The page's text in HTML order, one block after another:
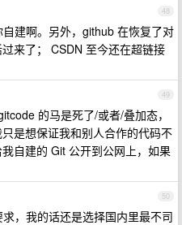
48
建啊。另外，github 在恢复了对
来了； CSDN 至今还在超链接
49
的马是死了/或者/叠加态，
是想保证我和别人合作的代码不
自建的 Git 公开到公网上，如果
50
，我的话还是选择国内里最不司